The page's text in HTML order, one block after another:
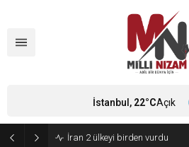
İran 2 ülkeyi birden vurdu
İstanbul, 22°CAçık